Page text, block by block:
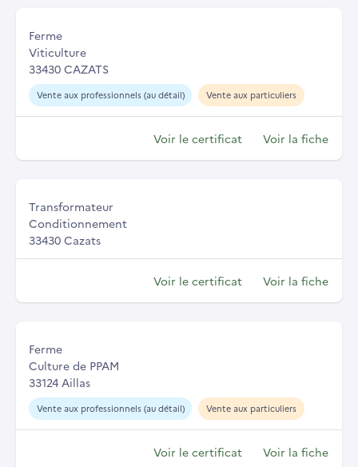
Ferme
Viticulture
33430 CAZATS
Vente aux professionnels (au détail) Vente aux particuliers
Voir le certificat Voir la fiche
Transformateur
Conditionnement
33430 Cazats
Voir le certificat Voir la fiche
Ferme
Culture de PPAM
33124 Aillas
Vente aux professionnels (au détail) Vente aux particuliers
Voir le certificat Voir la fiche